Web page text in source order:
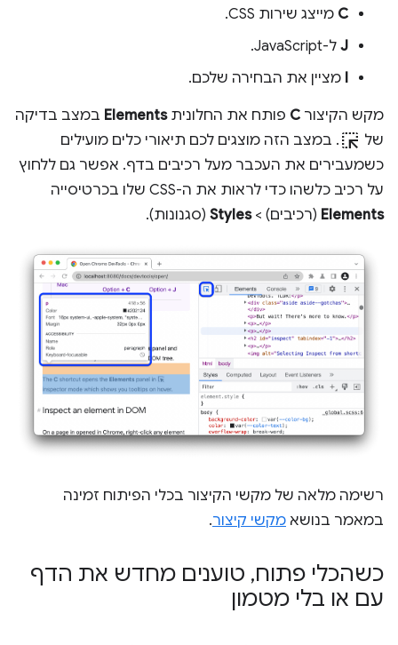
C מייצג שירות CSS.
J ל-JavaScript.
I מציין את הבחירה שלכם.
מקש הקיצור C פותח את החלוניתElements במצב בדיקה
של ink_selection . במצב הזה מוצגים לכם תיאורי כלים מועילים
כשמעבירים את העכבר מעל רכיבים בדף. אפשר גם ללחוץ
על רכיב כלשהו כדי לראות את ה-CSS שלו בכרטיסייה
Elements (רכיבים) >Styles (סגנונות).
רשימה מלאה של מקשי הקיצור בכלי הפיתוח זמינה
במאמר בנושא מקשי קיצור.
כשהכלי פתוח, טוענים מחדש את הדף
עם או בלי מטמון